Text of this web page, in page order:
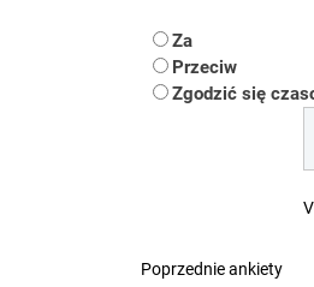
Za
Przeciw
Zgodzić się
Poprzednie ankiety